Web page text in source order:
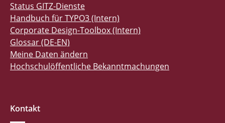
Status GITZ-Dienste
Handbuch für TYPO3 (Intern)
Corporate Design-Toolbox (Intern)
Glossar (DE-EN)
Meine Daten ändern
Hochschulöffentliche Bekanntmachungen
Kontakt